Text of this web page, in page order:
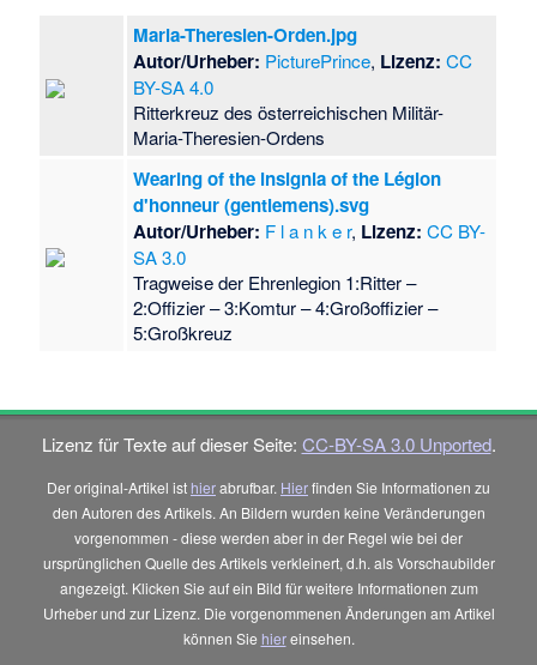
Maria-Theresien-Orden.jpg
Autor/Urheber: PicturePrince, Lizenz: CC
BY-SA 4.0
Ritterkreuz des österreichischen Militär-
Maria-Theresien-Ordens
Wearing of the insignia of the Légion
d'honneur (gentlemens).svg
Autor/Urheber: F l a n k e r, Lizenz: CC BY-
SA 3.0
Tragweise der Ehrenlegion 1:Ritter –
2:Offizier – 3:Komtur – 4:Großoffizier –
5:Großkreuz
Lizenz für Texte auf dieser Seite: CC-BY-SA 3.0 Unported.
Der original-Artikel ist hierabrufbar. Hierfinden Sie Informationen zu
den Autoren des Artikels. An Bildern wurden keine Veränderungen
vorgenommen - diese werden aber in der Regel wie bei der
ursprünglichen Quelle des Artikels verkleinert, d.h. als Vorschaubilder
angezeigt. Klicken Sie auf ein Bild für weitere Informationen zum
Urheber und zur Lizenz. Die vorgenommenen Änderungen am Artikel
können Sie hiereinsehen.